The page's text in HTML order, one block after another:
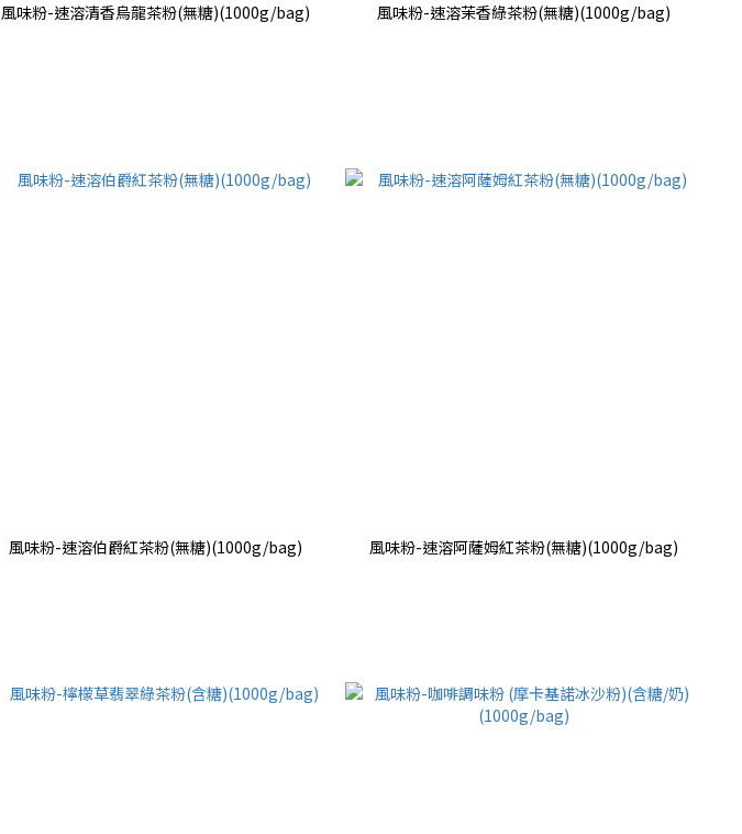
風味粉-速溶清香烏龍茶粉(無糖)(1000g/bag) 風味粉-速溶茉香綠茶粉(無糖)(1000g/bag)
風味粉-速溶伯爵紅茶粉(無糖)(1000g/bag) 風味粉-速溶阿薩姆紅茶粉(無糖)(1000g/bag)